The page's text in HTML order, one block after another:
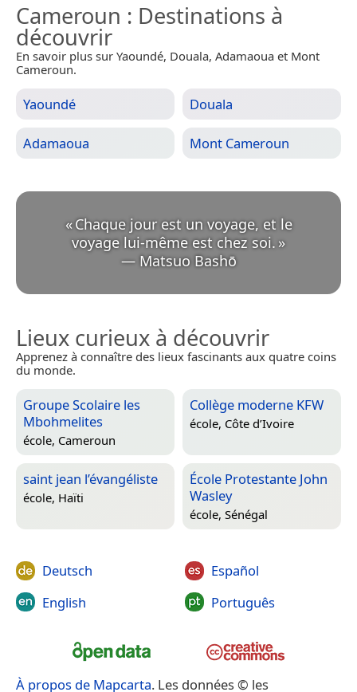
Cameroun : Destinations à
découvrir
En savoir plus sur Yaoundé, Douala, Adamaoua et Mont
Cameroun.
Yaoundé Douala
Adamaoua Mont Cameroun
«Chaque jour est un voyage, et le
voyage lui-même est chez soi.
— Matsuo Bashō
Lieux curieux à découvrir
Apprenez à connaître des lieux fascinants aux quatre coins
du monde.
Groupe Scolaire les
Mbohmelites
école, Cameroun
Collège moderne KFW
école, Côte d’Ivoire
saint jean l’évangéliste
école, Haïti
École Protestante John
Wasley
école, Sénégal
Deutsch
English
Español
Português
À propos de Mapcarta. Les données © les